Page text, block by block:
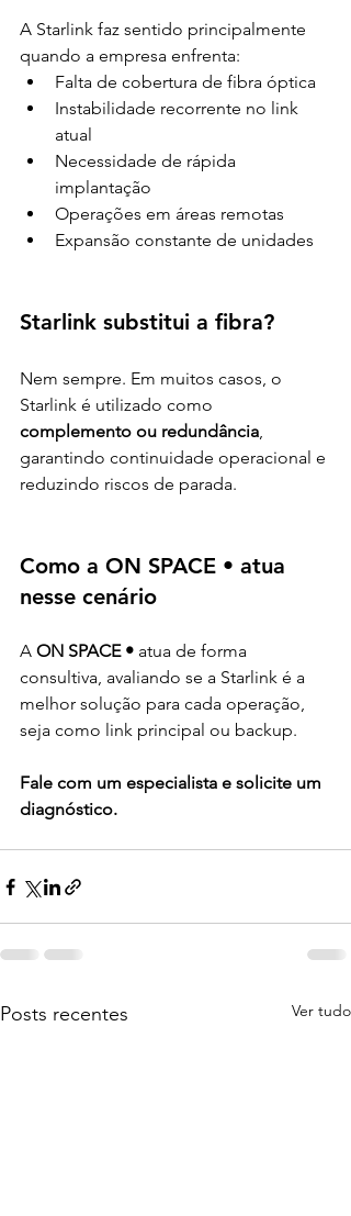
A Starlink faz sentido principalmente
quando a empresa enfrenta:
Falta de cobertura de fibra óptica
Instabilidade recorrente no link
atual
Necessidade de rápida
implantação
Operações em áreas remotas
Expansão constante de unidades
Starlink substitui a fibra?
Nem sempre. Em muitos casos, o
Starlink é utilizado como
complemento ou redundância,
garantindo continuidade operacional e
reduzindo riscos de parada.
Como a ON SPACE • atua
nesse cenário
A ON SPACE • atua de forma
consultiva, avaliando se a Starlink é a
melhor solução para cada operação,
seja como link principal ou backup.
Fale com um especialista e solicite um
diagnóstico.
Posts recentes Ver tudo